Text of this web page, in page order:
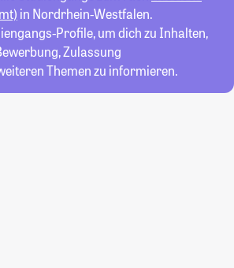
in Nordrhein-Westfalen.
Profile, um dich zu Inhalten,
Zulassung
Themen zu informieren.